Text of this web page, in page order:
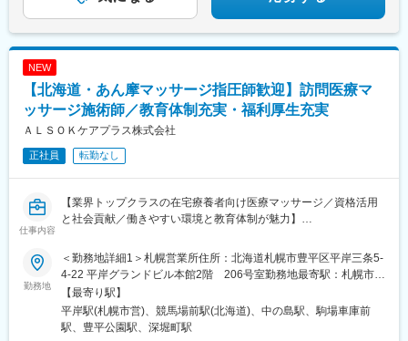
NEW
【北海道・あん摩マッサージ指圧師歓迎】訪問医療マ
ッサージ施術師／教育体制充実・福利厚生充実
ＡＬＳＯＫケアプラス株式会社
正社員 転勤なし
仕事内容
【業界トップクラスの在宅療養者向け医療マッサージ／資格活用
と社会貢献／働きやすい環境と教育体制が魅力】
■業務概要
当社は在宅療養者や介護を必要とされる方のご自宅や入居施設を
訪問し、健康保険が適用される医療マッサージ施術を提供してい
ます。施術師として、ご利用者様の身体機能や精神機能の維持・
向上、QOL（生活の質）向上を目指したサービスを展開し、地域
の方々が安心して生活できるよう支援する役割です。
勤務地
＜勤務地詳細1＞札幌営業所住所：北海道札幌市豊平区平岸三条5-
4-22 平岸グランドビル本館2階 206号室勤務地最寄駅：札幌市営
地下鉄南北線／平岸駅受動喫煙対策：屋内全面禁煙＜勤務地詳細2
＞函館出張所住所：北海道函館市日吉町4-16-21 コンテ日吉5号室
受動喫煙対策：屋内全面禁煙変更の範囲：会社の定める事業所
【最寄り駅】
平岸駅(札幌市営)、競馬場前駅(北海道)、中の島駅、駒場車庫前
駅、豊平公園駅、深堀町駅